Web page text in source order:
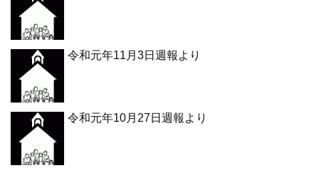
令和元年11月3日週報より
令和元年10月27日週報より